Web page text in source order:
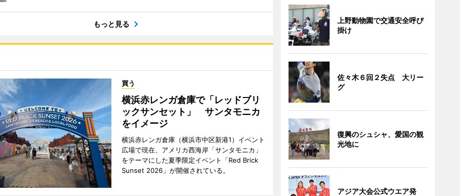
もっと見る
買う
横浜赤レンガ倉庫で「レッドブリ
ックサンセット」 サンタモニカ
をイメージ
横浜赤レンガ倉庫（横浜市中区新港1）イベント
広場で現在、アメリカ西海岸「サンタモニカ」
をテーマにした夏季限定イベント「Red Brick
Sunset 2026」が開催されている。
上野動物園で交通安全呼び
掛け
佐々木６回２失点 大リー
グ
復興のシュシャ、愛国の観
光地に
アジア大会公式ウエア発